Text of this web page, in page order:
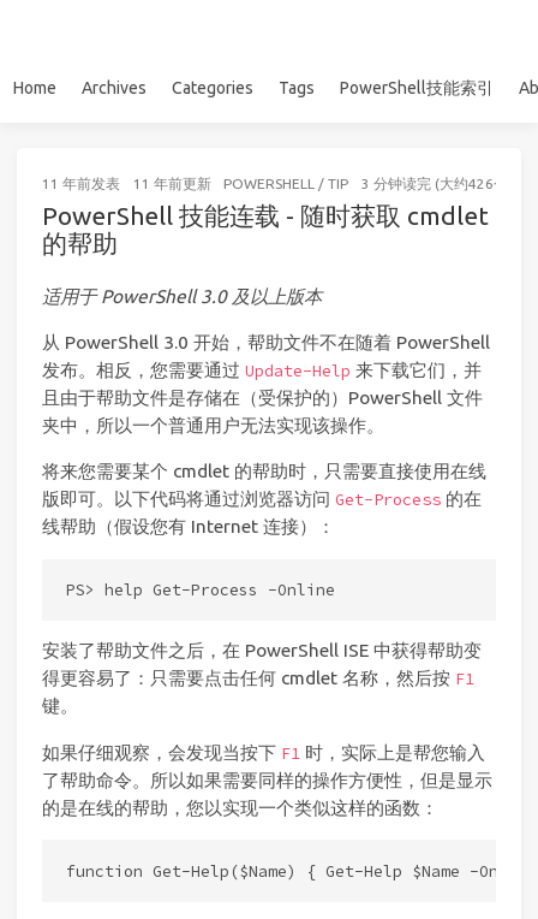
Home Archives Categories Tags PowerShell技能索引
11 年前发表 11 年前更新 POWERSHELL / TIP 3 分钟读完 (大约426个字)
PowerShell 技能连载 - 随时获取 cmdlet
的帮助
适用于 PowerShell 3.0 及以上版本
从 PowerShell 3.0 开始，帮助文件不在随着 PowerShell
发布。相反，您需要通过 Update-Help 来下载它们，并
且由于帮助文件是存储在（受保护的）PowerShell 文件
夹中，所以一个普通用户无法实现该操作。
将来您需要某个 cmdlet 的帮助时，只需要直接使用在线
版即可。以下代码将通过浏览器访问 Get-Process 的在
线帮助（假设您有 Internet 连接）：
安装了帮助文件之后，在 PowerShell ISE 中获得帮助变
得更容易了：只需要点击任何 cmdlet 名称，然后按 F1
键。
如果仔细观察，会发现当按下 F1 时，实际上是帮您输入
了帮助命令。所以如果需要同样的操作方便性，但是显示
的是在线的帮助，您以实现一个类似这样的函数：